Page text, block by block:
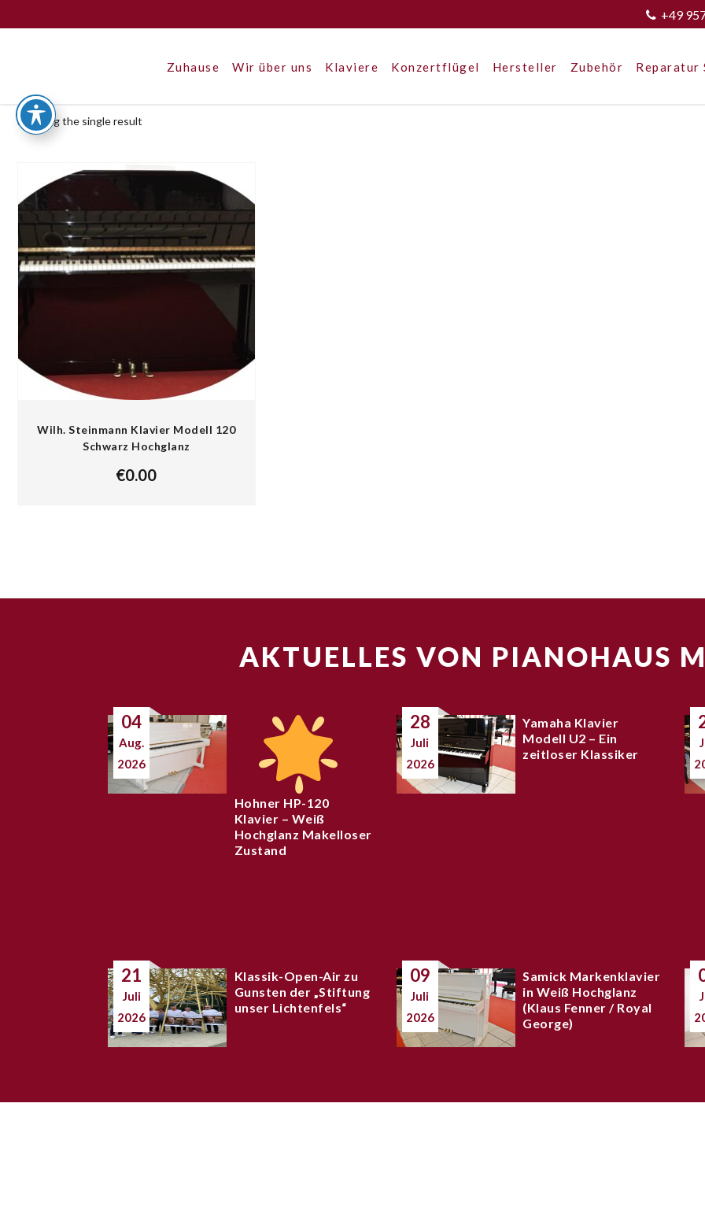
+49
Zuhause Wir über uns Klaviere Konzertflügel Hersteller Zubehör Reparatur
Showing the single result
Wilh. Steinmann Klavier Modell 120
Schwarz Hochglanz
€0.00
AKTUELLES VON PIANOHAUS
04
Aug.
2026
Hohner HP-120
Klavier – Weiß
Hochglanz Makelloser
Zustand
28
Juli
2026
Yamaha Klavier
Modell U2 – Ein
zeitloser Klassiker
21
Juli
2026
Klassik-Open-Air zu
Gunsten der „Stiftung
unser Lichtenfels“
09
Juli
2026
Samick Markenklavier
in Weiß Hochglanz
(Klaus Fenner / Royal
George)